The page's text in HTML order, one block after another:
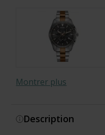
Montrer plus
Description